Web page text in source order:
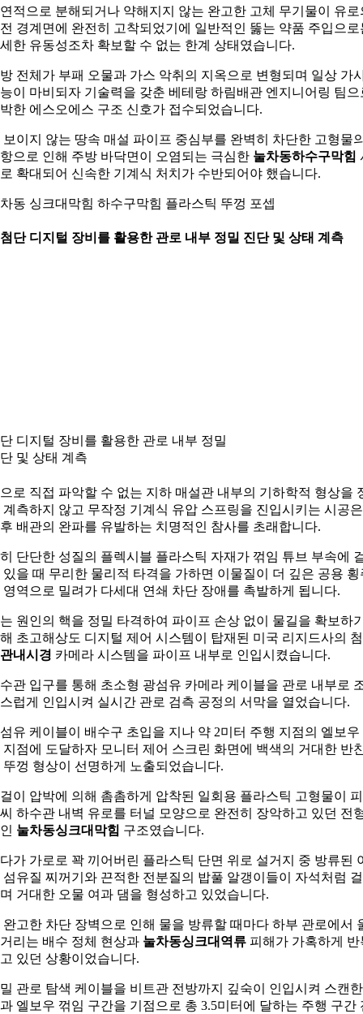
적으로 분해되거나 약해지지 않는 완고한 고체 무기물이 유로
경계면에 완전히 고착되었기에 일반적인 뚫는 약품 주입으로
한 유동성조차 확보할 수 없는 한계 상태였습니다.
전체가 부패 오물과 가스 악취의 지옥으로 변형되며 일상 가
이 마비되자 기술력을 갖춘 베테랑 하림배관 엔지니어링 팀으
한 에스오에스 구조 신호가 접수되었습니다.
보이지 않는 땅속 매설 파이프 중심부를 완벽히 차단한 고형물
으로 인해 주방 바닥면이 오염되는 극심한 눌차동하수구막힘
확대되어 신속한 기계식 처치가 수반되어야 했습니다.
동 싱크대막힘 하수구막힘 플라스틱 뚜껑 포셉
단 디지털 장비를 활용한 관로 내부 정밀 진단 및 상태 계측
디지털 장비를 활용한 관로 내부 정밀
및 상태 계측
로 직접 파악할 수 없는 지하 매설관 내부의 기하학적 형상을
계측하지 않고 무작정 기계식 유압 스프링을 진입시키는 시공은
배관의 완파를 유발하는 치명적인 참사를 초래합니다.
단단한 성질의 플렉시블 플라스틱 자재가 꺾임 튜브 부속에
있을 때 무리한 물리적 타격을 가하면 이물질이 더 깊은 공용 횡
영역으로 밀려가 다세대 연쇄 차단 장애를 촉발하게 됩니다.
원인의 핵을 정밀 타격하여 파이프 손상 없이 물길을 확보하
초고해상도 디지털 제어 시스템이 탑재된 미국 리지드사의
내시경 카메라 시스템을 파이프 내부로 인입시켰습니다.
관 입구를 통해 초소형 광섬유 카메라 케이블을 관로 내부로
럽게 인입시켜 실시간 관로 검측 공정의 서막을 열었습니다.
유 케이블이 배수구 초입을 지나 약 2미터 주행 지점의 엘보우
지점에 도달하자 모니터 제어 스크린 화면에 백색의 거대한 반
뚜껑 형상이 선명하게 노출되었습니다.
이 압박에 의해 촘촘하게 압착된 일회용 플라스틱 고형물이
하수관 내벽 유로를 터널 모양으로 완전히 장악하고 있던 전
눌차동싱크대막힘 구조였습니다.
가 가로로 꽉 끼어버린 플라스틱 단면 위로 설거지 중 방류된
섬유질 찌꺼기와 끈적한 전분질의 밥풀 알갱이들이 자석처럼
거대한 오물 여과 댐을 형성하고 있었습니다.
완고한 차단 장벽으로 인해 물을 방류할 때마다 하부 관로에서
리는 배수 정체 현상과 눌차동싱크대역류피해가 가혹하게 반
있던 상황이었습니다.
관로 탐색 케이블을 비트관 전방까지 깊숙이 인입시켜 스캔한
엘보우 꺾임 구간을 기점으로 총 3.5미터에 달하는 주행 구간